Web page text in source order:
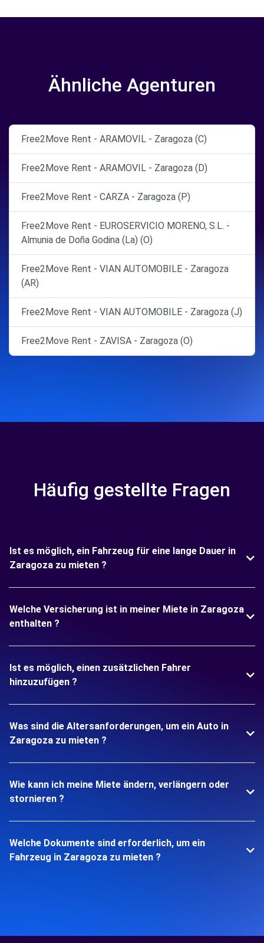
Ähnliche Agenturen
Free2Move Rent - ARAMOVIL - Zaragoza (C)
Free2Move Rent - ARAMOVIL - Zaragoza (D)
Free2Move Rent - CARZA - Zaragoza (P)
Free2Move Rent - EUROSERVICIO MORENO, S.L. -
Almunia de Doña Godina (La) (O)
Free2Move Rent - VIAN AUTOMOBILE - Zaragoza
(AR)
Free2Move Rent - VIAN AUTOMOBILE - Zaragoza (J)
Free2Move Rent - ZAVISA - Zaragoza (O)
Häufig gestellte Fragen
Ist es möglich, ein Fahrzeug für eine lange Dauer in
Zaragoza zu mieten ?
Welche Versicherung ist in meiner Miete in Zaragoza
enthalten ?
Ist es möglich, einen zusätzlichen Fahrer
hinzuzufügen ?
Was sind die Altersanforderungen, um ein Auto in
Zaragoza zu mieten ?
Wie kann ich meine Miete ändern, verlängern oder
stornieren ?
Welche Dokumente sind erforderlich, um ein
Fahrzeug in Zaragoza zu mieten ?